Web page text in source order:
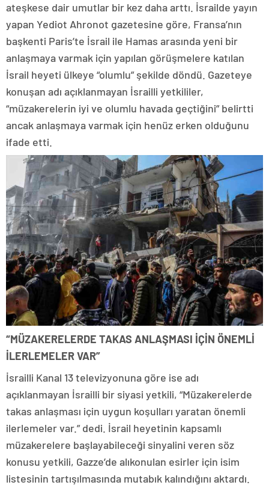
ateşkese dair umutlar bir kez daha arttı. İsrailde yayın
yapan Yediot Ahronot gazetesine göre, Fransa’nın
başkenti Paris’te İsrail ile Hamas arasında yeni bir
anlaşmaya varmak için yapılan görüşmelere katılan
İsrail heyeti ülkeye “olumlu” şekilde döndü. Gazeteye
konuşan adı açıklanmayan İsrailli yetkililer,
“müzakerelerin iyi ve olumlu havada geçtiğini” belirtti
ancak anlaşmaya varmak için henüz erken olduğunu
ifade etti.
“MÜZAKERELERDE TAKAS ANLAŞMASI İÇİN ÖNEMLİ
İLERLEMELER VAR”
İsrailli Kanal 13 televizyonuna göre ise adı
açıklanmayan İsrailli bir siyasi yetkili, “Müzakerelerde
takas anlaşması için uygun koşulları yaratan önemli
ilerlemeler var.” dedi. İsrail heyetinin kapsamlı
müzakerelere başlayabileceği sinyalini veren söz
konusu yetkili, Gazze’de alıkonulan esirler için isim
listesinin tartışılmasında mutabık kalındığını aktardı.